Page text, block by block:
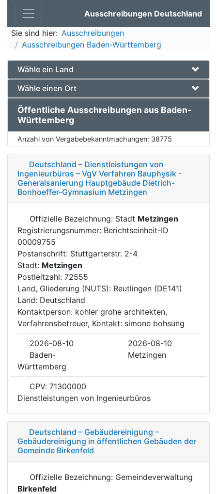
Ausschreibungen Deutschland
Sie sind hier: Ausschreibungen
Ausschreibungen Baden-Württemberg
Wähle ein Land
Wähle einen Ort
Öffentliche Ausschreibungen aus Baden-
Württemberg
Anzahl von Vergabebekanntmachungen: 38775
Deutschland – Dienstleistungen von
Ingenieurbüros – VgV Verfahren Bauphysik -
Generalsanierung Hauptgebäude Dietrich-
Bonhoeffer-Gymnasium Metzingen
Offizielle Bezeichnung: Stadt Metzingen
Registrierungsnummer: Berichtseinheit-ID
00009755
Postanschrift: Stuttgarterstr. 2-4
Stadt: Metzingen
Postleitzahl: 72555
Land, Gliederung (NUTS): Reutlingen (DE141)
Land: Deutschland
Kontaktperson: kohler grohe architekten,
Verfahrensbetreuer, Kontakt: simone bohsung
2026-08-10
2026-08-10
Baden-
Württemberg
Metzingen
CPV: 71300000
Dienstleistungen von Ingenieurbüros
Deutschland – Gebäudereinigung –
Gebäudereinigung in öffentlichen Gebäuden der
Gemeinde Birkenfeld
Offizielle Bezeichnung: Gemeindeverwaltung
Birkenfeld